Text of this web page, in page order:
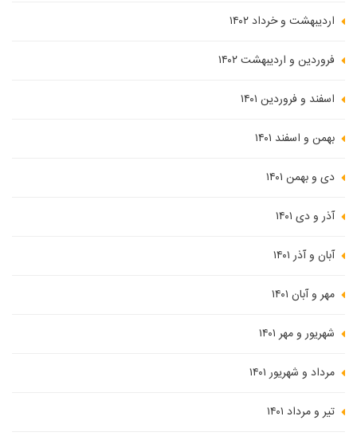
اردیبهشت و خرداد ۱۴۰۲
فروردین و اردیبهشت ۱۴۰۲
اسفند و فروردین ۱۴۰۱
بهمن و اسفند ۱۴۰۱
دی و بهمن ۱۴۰۱
آذر و دی ۱۴۰۱
آبان و آذر ۱۴۰۱
مهر و آبان ۱۴۰۱
شهریور و مهر ۱۴۰۱
مرداد و شهریور ۱۴۰۱
تیر و مرداد ۱۴۰۱